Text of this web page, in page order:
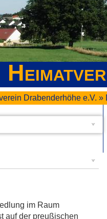
Drabenderhöhe e.V. »
im Raum
auf der preußischen